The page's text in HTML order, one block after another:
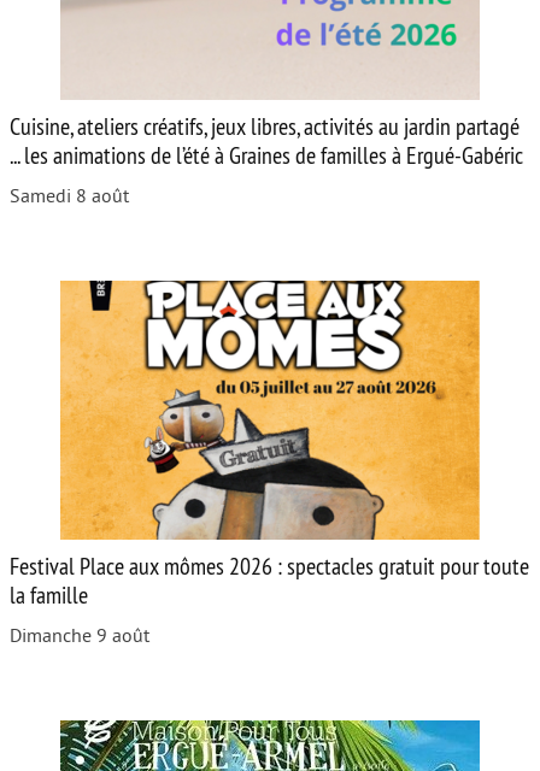
Cuisine, ateliers créatifs, jeux libres, activités au jardin partagé
... les animations de l’été à Graines de familles à Ergué-Gabéric
Samedi 8 août
Festival Place aux mômes 2026 : spectacles gratuit pour toute
la famille
Dimanche 9 août